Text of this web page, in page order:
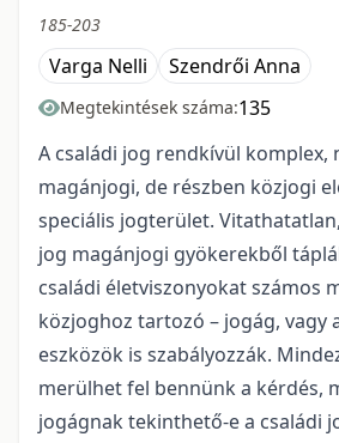
185-203
Varga Nelli Szendrői Anna
Megtekintések száma:135
A családi jog rendkívül komplex,
magánjogi, de részben közjogi
speciális jogterület.
jog magánjogi gyökerekből
családi életviszonyokat számos
közjoghoz tartozó – jogág, vagy
eszközök is szabályozzák.
merülhet fel bennünk a kérdés,
jogágnak tekinthető-e a családi